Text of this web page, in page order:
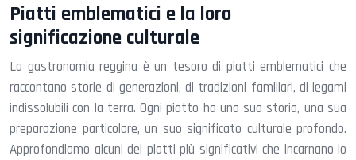
Piatti emblematici e la loro
significazione culturale
La gastronomia reggina è un tesoro di piatti emblematici che
raccontano storie di generazioni, di tradizioni familiari, di legami
indissolubili con la terra. Ogni piatto ha una sua storia, una sua
preparazione particolare, un suo significato culturale profondo.
Approfondiamo alcuni dei piatti più significativi che incarnano lo